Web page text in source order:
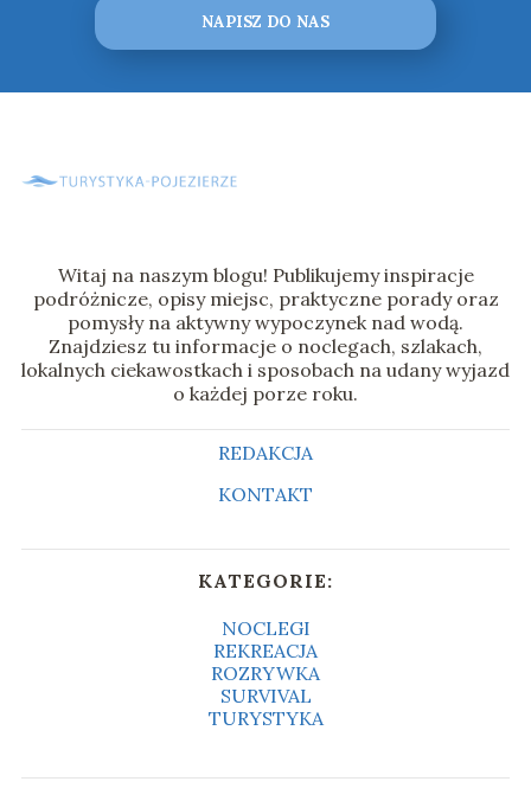
NAPISZ DO NAS
Witaj na naszym blogu! Publikujemy inspiracje
podróżnicze, opisy miejsc, praktyczne porady oraz
pomysły na aktywny wypoczynek nad wodą.
Znajdziesz tu informacje o noclegach, szlakach,
lokalnych ciekawostkach i sposobach na udany wyjazd
o każdej porze roku.
REDAKCJA
KONTAKT
KATEGORIE:
NOCLEGI
REKREACJA
ROZRYWKA
SURVIVAL
TURYSTYKA